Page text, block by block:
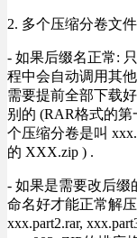
2. 多个压缩分卷文
- 如果后缀名正常:
程中会自动调用其
需要提前全部下载
别的 (RAR格式的第
个压缩分卷是叫
的 XXX.zip ) .
- 如果是需要改后缀
命名好才能正常解
xxx.part2.rar,